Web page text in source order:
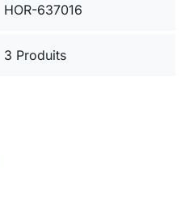
HOR-637016
3 Produits